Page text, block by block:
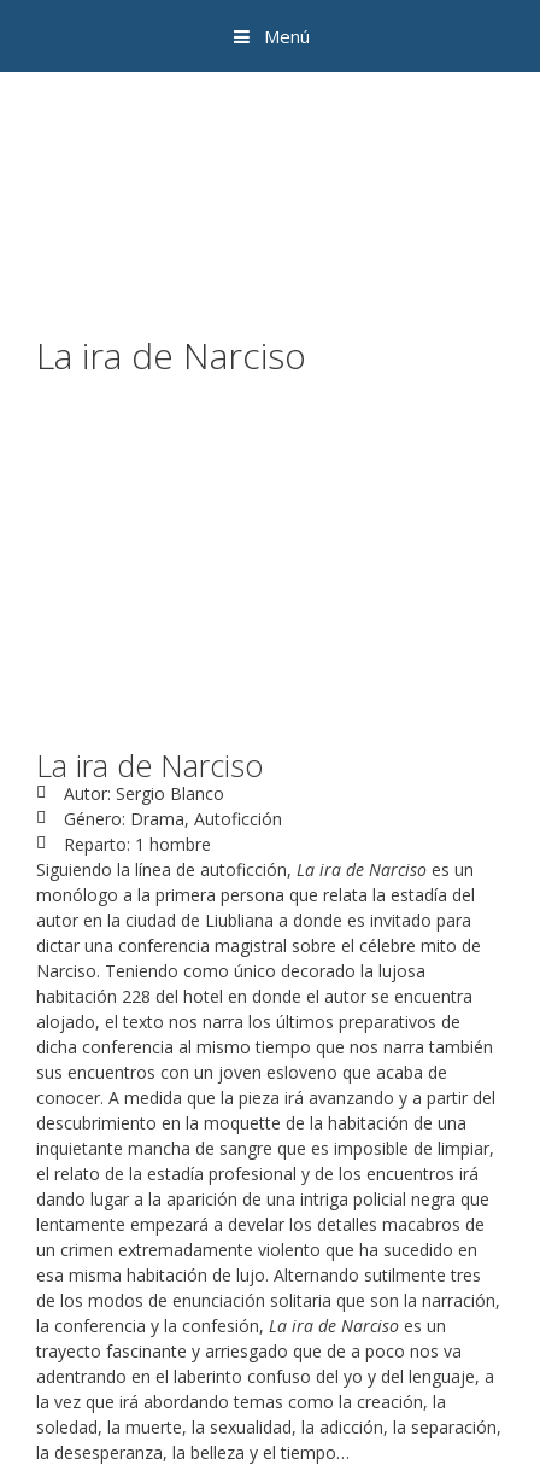
Menú
La ira de Narciso
La ira de Narciso
Autor: Sergio Blanco
Género: Drama, Autoficción
Reparto: 1 hombre
Siguiendo la línea de autoficción, La ira de Narciso es un
monólogo a la primera persona que relata la estadía del
autor en la ciudad de Liubliana a donde es invitado para
dictar una conferencia magistral sobre el célebre mito de
Narciso. Teniendo como único decorado la lujosa
habitación 228 del hotel en donde el autor se encuentra
alojado, el texto nos narra los últimos preparativos de
dicha conferencia al mismo tiempo que nos narra también
sus encuentros con un joven esloveno que acaba de
conocer. A medida que la pieza irá avanzando y a partir del
descubrimiento en la moquette de la habitación de una
inquietante mancha de sangre que es imposible de limpiar,
el relato de la estadía profesional y de los encuentros irá
dando lugar a la aparición de una intriga policial negra que
lentamente empezará a develar los detalles macabros de
un crimen extremadamente violento que ha sucedido en
esa misma habitación de lujo. Alternando sutilmente tres
de los modos de enunciación solitaria que son la narración,
la conferencia y la confesión, La ira de Narciso es un
trayecto fascinante y arriesgado que de a poco nos va
adentrando en el laberinto confuso del yo y del lenguaje, a
la vez que irá abordando temas como la creación, la
soledad, la muerte, la sexualidad, la adicción, la separación,
la desesperanza, la belleza y el tiempo…